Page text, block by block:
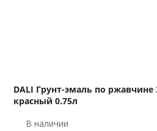
DALI Грунт-эмаль по ржавчине
красный 0.75л
В наличии